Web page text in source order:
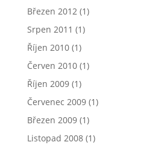
Březen 2012(1)
Srpen 2011 (1)
Říjen 2010(1)
Červen 2010(1)
Říjen 2009(1)
Červenec 2009(1)
Březen 2009(1)
Listopad 2008(1)